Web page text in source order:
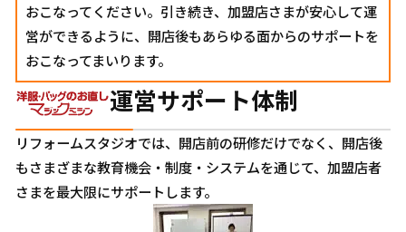
おこなってください。引き続き、加盟店さまが安心して運
営ができるように、開店後もあらゆる面からのサポートを
おこなってまいります。
運営サポート体制
リフォームスタジオでは、開店前の研修だけでなく、開店後
もさまざまな教育機会・制度・システムを通じて、加盟店者
さまを最大限にサポートします。